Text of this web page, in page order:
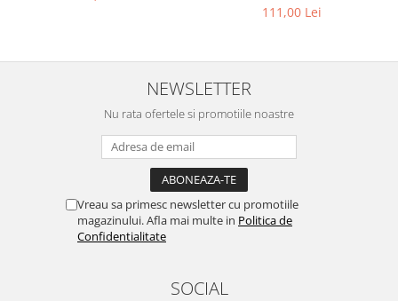
111,00 Lei
NEWSLETTER
Nu rata ofertele si promotiile noastre
Vreau sa primesc newsletter cu promotiile
magazinului. Afla mai multe in Politica de
Confidentialitate
SOCIAL